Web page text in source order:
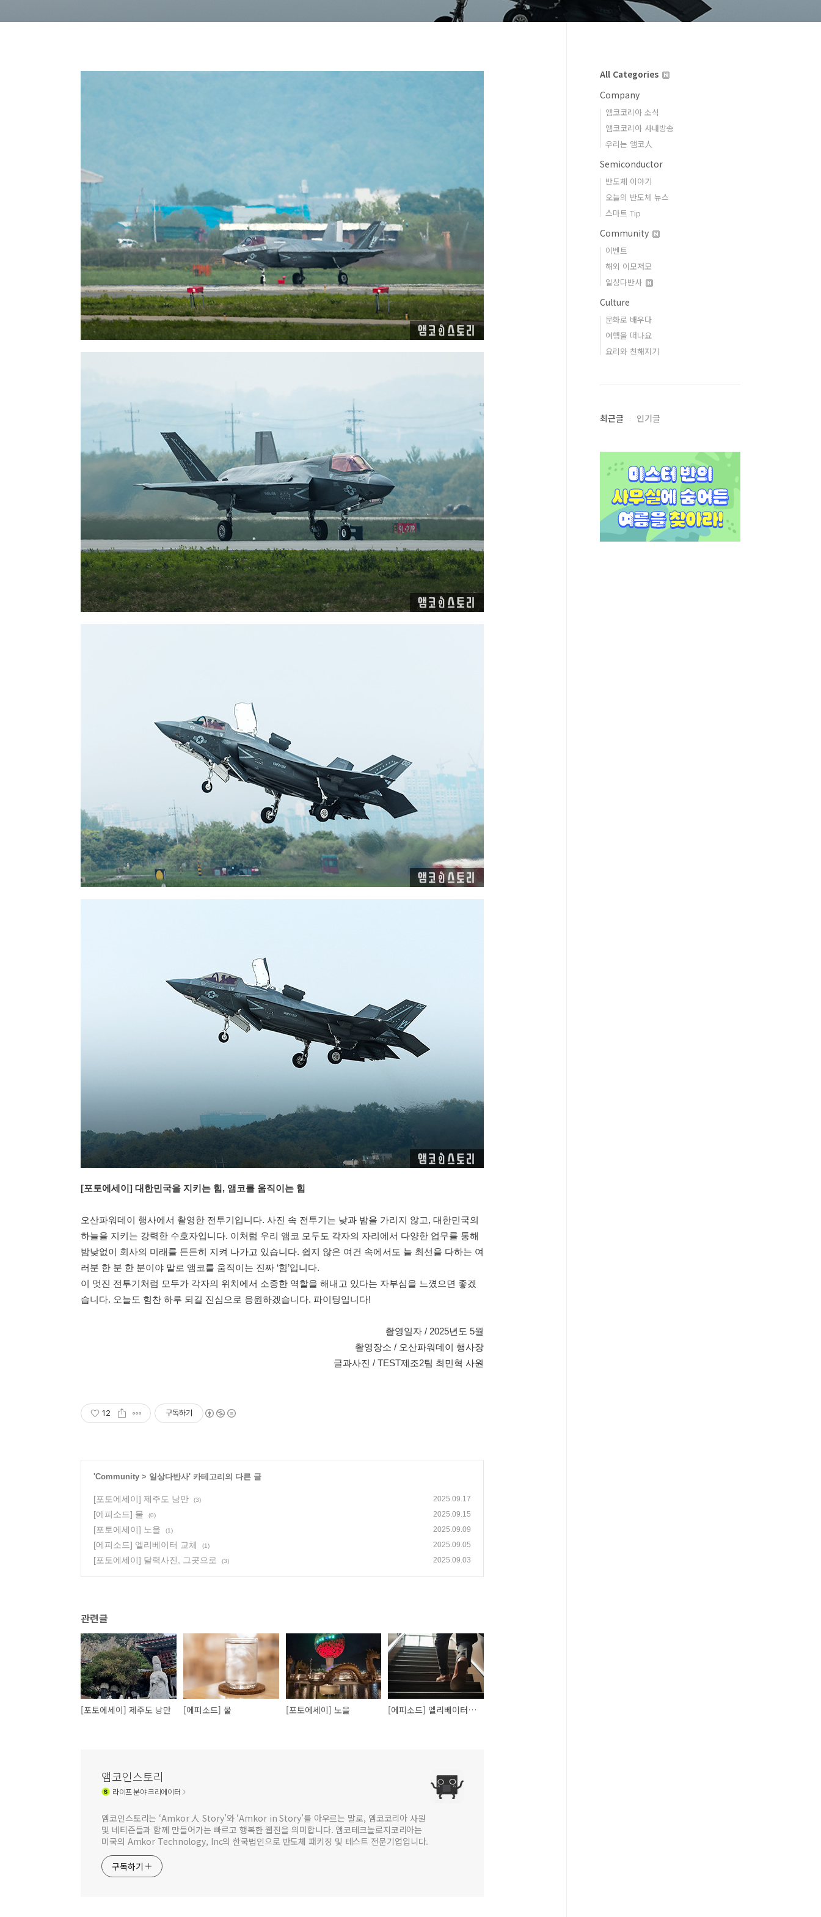
[포토에세이] 대한민국을 지키는 힘, 앰코를 움직이는 힘
오산파워데이 행사에서 촬영한 전투기입니다. 사진 속 전투기는 낮과 밤을 가리지 않고, 대한민국의
하늘을 지키는 강력한 수호자입니다. 이처럼 우리 앰코 모두도 각자의 자리에서 다양한 업무를 통해
밤낮없이 회사의 미래를 든든히 지켜 나가고 있습니다. 쉽지 않은 여건 속에서도 늘 최선을 다하는 여
러분 한 분 한 분이야 말로 앰코를 움직이는 진짜 ‘힘’입니다.
이 멋진 전투기처럼 모두가 각자의 위치에서 소중한 역할을 해내고 있다는 자부심을 느꼈으면 좋겠
습니다. 오늘도 힘찬 하루 되길 진심으로 응원하겠습니다. 파이팅입니다!
촬영일자 / 2025년도 5월
촬영장소 / 오산파워데이 행사장
글과사진 / TEST제조2팀 최민혁 사원
12 구독하기
'Community > 일상다반사' 카테고리의 다른 글
[포토에세이] 제주도 낭만 (3) 2025.09.17
[에피소드] 물 (0) 2025.09.15
[포토에세이] 노을 (1) 2025.09.09
[에피소드] 엘리베이터 교체 (1) 2025.09.05
[포토에세이] 달력사진, 그곳으로 (3) 2025.09.03
관련글
[포토에세이] 제주도 낭만 [에피소드] 물 [포토에세이] 노을 [에피소드] 엘리베이터 교체
앰코인스토리
라이프분야 크리에이터
앰코인스토리는 ‘Amkor 人 Story’와 ‘Amkor in Story’를 아우르는 말로, 앰코코리아 사원
및 네티즌들과 함께 만들어가는 빠르고 행복한 웹진을 의미합니다. 앰코테크놀로지코리아는
미국의 Amkor Technology, Inc의 한국법인으로 반도체 패키징 및 테스트 전문기업입니다.
구독하기
All Categories
Company
앰코코리아 소식
앰코코리아 사내방송
우리는 앰코人
Semiconductor
반도체 이야기
오늘의 반도체 뉴스
스마트 Tip
Community
이벤트
해외 이모저모
일상다반사
Culture
문화로 배우다
여행을 떠나요
요리와 친해지기
최근글 인기글